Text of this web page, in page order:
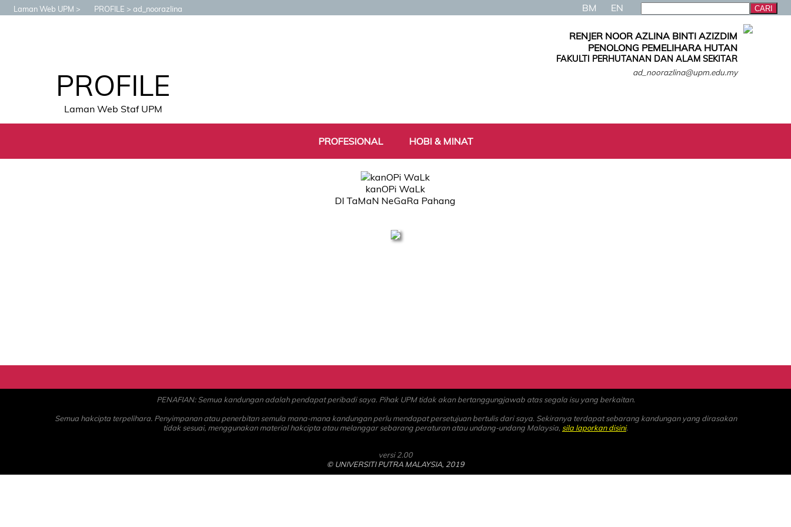
Laman Web UPM PROFILE ad_noorazlina BM EN
PROFILE
Laman Web Staf UPM
RENJER NOOR AZLINA BINTI AZIZDIM
PENOLONG PEMELIHARA HUTAN
FAKULTI PERHUTANAN DAN ALAM SEKITAR
ad_noorazlina@upm.edu.my
PROFESIONAL HOBI & MINAT
kanOPi WaLk
DI TaMaN NeGaRa Pahang
PENAFIAN: Semua kandungan adalah pendapat peribadi saya. Pihak UPM tidak akan bertanggungjawab atas segala isu yang berkaitan.
Semua hakcipta terpelihara. Penyimpanan atau penerbitan semula mana-mana kandungan perlu mendapat persetujuan bertulis dari saya. Sekiranya terdapat sebarang kandungan yang dirasakan
tidak sesuai, menggunakan material hakcipta atau melanggar sebarang peraturan atau undang-undang Malaysia, sila laporkan disini.
versi 2.00
© UNIVERSITI PUTRA MALAYSIA, 2019